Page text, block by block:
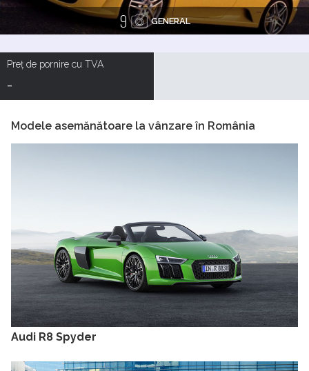
9 GENERAL
Preț de pornire cu TVA
-
Modele asemănătoare la vânzare în România
Audi R8 Spyder